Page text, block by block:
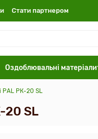
Стати партнером
Оздоблювальні матеріали
PAL PК-20 SL
20 SL